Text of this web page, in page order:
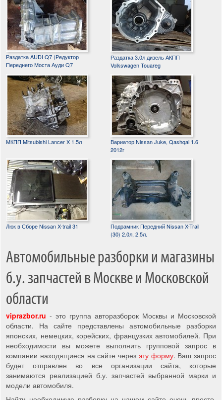
Раздатка AUDI Q7 (Редуктор
Переднего Моста Ауди Q7
Раздатка 3.0л дизель АКПП
Volkswagen Touareg
МКПП Mitsubishi Lancer X 1.5л
Вариатор Nissan Juke, Qashqai 1.6
2012г
Люк в Сборе Nissan X-trail 31
Подрамник Передний Nissan X-Trail
(30) 2.0л, 2.5л.
Автомобильные разборки и магазины
б.у. запчастей в Москве и Московской
области
viprazbor.ru - это группа авторазборок Москвы и Московской
области. На сайте представлены автомобильные разборки
японских, немецких, корейских, французких автомобилей. При
необходимости вы можете выполнить групповой запрос в
компании находящиеся на сайте через эту форму. Ваш запрос
будет отправлен во все организации сайта, которые
занимаются реализацией б.у. запчастей выбранной марки и
модели автомобиля.